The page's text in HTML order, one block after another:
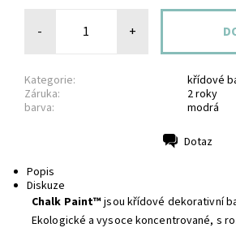
- +
Kategorie:
křídové
Záruka:
2 roky
barva:
modrá
Dotaz
Popis
Diskuze
Chalk Paint™jsou křídové dekorativní
Ekologické a vysoce koncentrované, s